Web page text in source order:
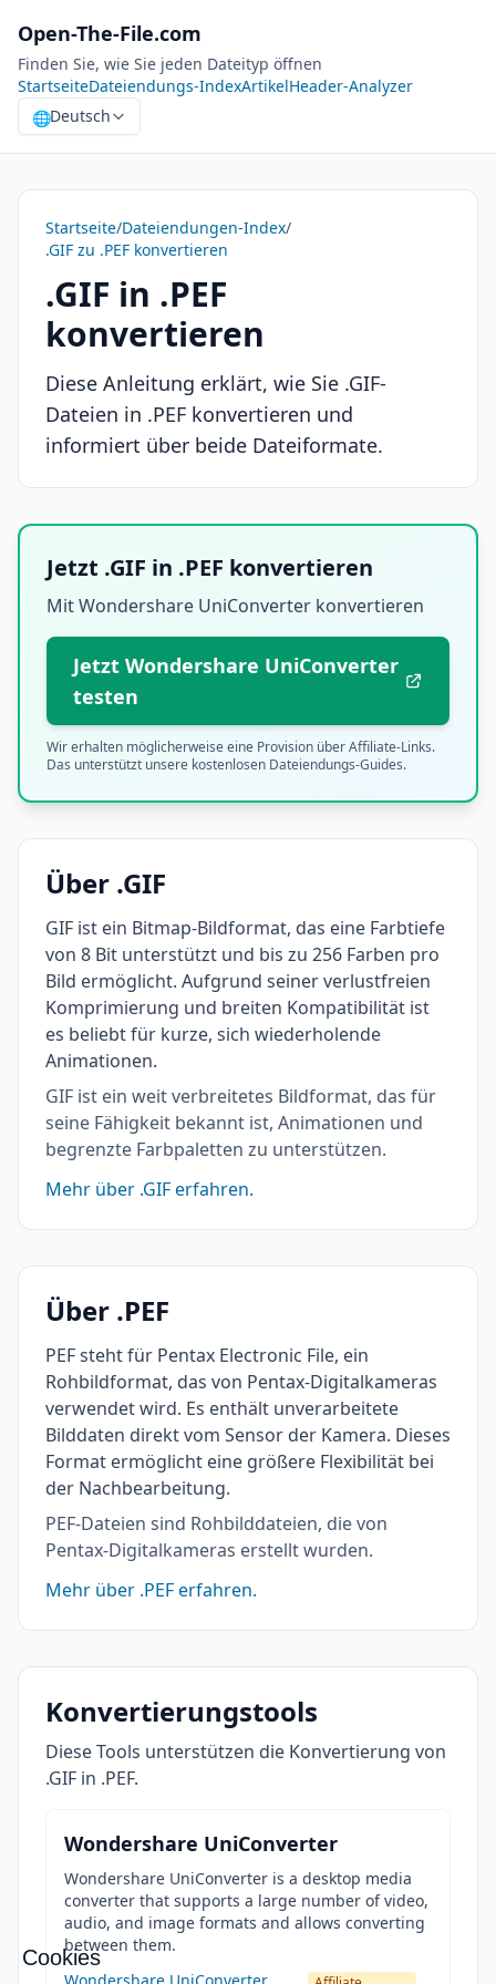
Open-The-File.com
Finden Sie, wie Sie jeden Dateityp öffnen
StartseiteDateiendungs-IndexArtikelHeader-Analyzer
🌐Deutsch
Startseite/Dateiendungen-Index/
.GIF zu .PEF konvertieren
.GIF in .PEF
konvertieren
Diese Anleitung erklärt, wie Sie .GIF-
Dateien in .PEF konvertieren und
informiert über beide Dateiformate.
Jetzt .GIF in .PEF konvertieren
Mit Wondershare UniConverter konvertieren
Jetzt Wondershare UniConverter
testen
Wir erhalten möglicherweise eine Provision über Affiliate-Links.
Das unterstützt unsere kostenlosen Dateiendungs-Guides.
Über .GIF
GIF ist ein Bitmap-Bildformat, das eine Farbtiefe
von 8 Bit unterstützt und bis zu 256 Farben pro
Bild ermöglicht. Aufgrund seiner verlustfreien
Komprimierung und breiten Kompatibilität ist
es beliebt für kurze, sich wiederholende
Animationen.
GIF ist ein weit verbreitetes Bildformat, das für
seine Fähigkeit bekannt ist, Animationen und
begrenzte Farbpaletten zu unterstützen.
Mehr über .GIF erfahren.
Über .PEF
PEF steht für Pentax Electronic File, ein
Rohbildformat, das von Pentax-Digitalkameras
verwendet wird. Es enthält unverarbeitete
Bilddaten direkt vom Sensor der Kamera. Dieses
Format ermöglicht eine größere Flexibilität bei
der Nachbearbeitung.
PEF-Dateien sind Rohbilddateien, die von
Pentax-Digitalkameras erstellt wurden.
Mehr über .PEF erfahren.
Konvertierungstools
Diese Tools unterstützen die Konvertierung von
.GIF in .PEF.
Wondershare UniConverter
Wondershare UniConverter is a desktop media
converter that supports a large number of video,
audio, and image formats and allows converting
between them.
Cookies